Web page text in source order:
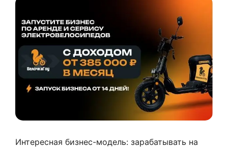
Интересная бизнес-модель: зарабатывать на